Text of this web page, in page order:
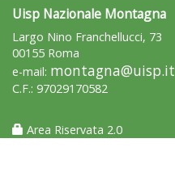
Uisp Nazionale Montagna
Largo Nino Franchellucci, 73
00155 Roma
e-mail: montagna@uisp.it
C.F.: 97029170582
Area Riservata 2.0